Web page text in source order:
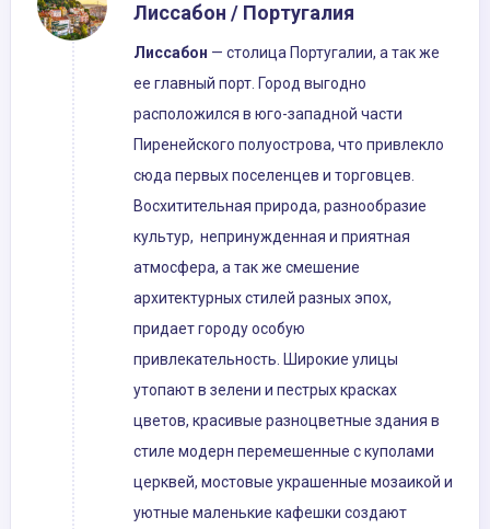
Лиссабон / Португалия
Лиссабон — столица Португалии, а так же
ее главный порт. Город выгодно
расположился в юго-западной части
Пиренейского полуострова, что привлекло
сюда первых поселенцев и торговцев.
Восхитительная природа, разнообразие
культур, непринужденная и приятная
атмосфера, а так же смешение
архитектурных стилей разных эпох,
придает городу особую
привлекательность. Широкие улицы
утопают в зелени и пестрых красках
цветов, красивые разноцветные здания в
стиле модерн перемешенные с куполами
церквей, мостовые украшенные мозаикой и
уютные маленькие кафешки создают